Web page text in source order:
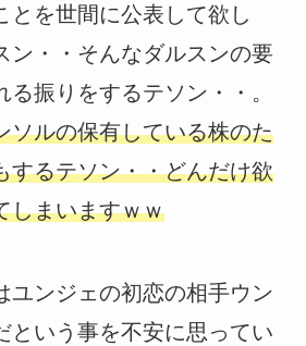
とを世間に公表して欲し
ン・・そんなダルスンの要
振りをするテソン・・。
ソルの保有している株のた
するテソン・・どんだけ欲
しまいますｗｗ
ユンジェの初恋の相手ウン
という事を不安に思ってい